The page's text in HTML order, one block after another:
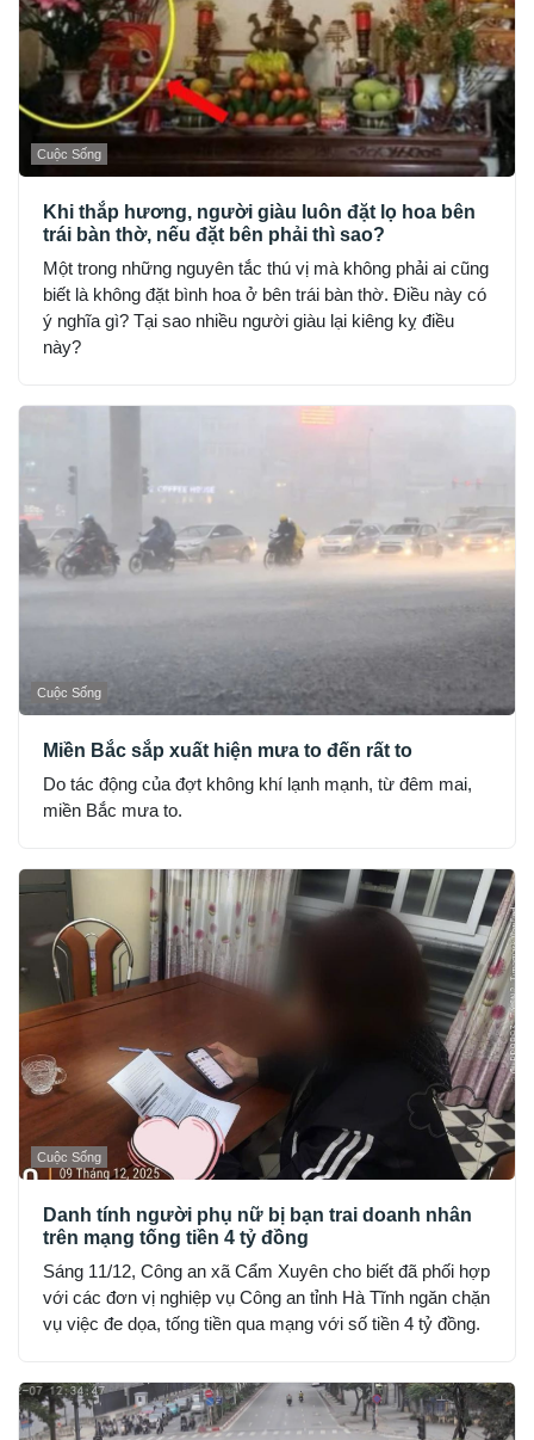
Cuộc Sống
Khi thắp hương, người giàu luôn đặt lọ hoa bên
trái bàn thờ, nếu đặt bên phải thì sao?
Một trong những nguyên tắc thú vị mà không phải ai cũng
biết là không đặt bình hoa ở bên trái bàn thờ. Điều này có
ý nghĩa gì? Tại sao nhiều người giàu lại kiêng kỵ điều
này?
Cuộc Sống
Miền Bắc sắp xuất hiện mưa to đến rất to
Do tác động của đợt không khí lạnh mạnh, từ đêm mai,
miền Bắc mưa to.
Cuộc Sống
Danh tính người phụ nữ bị bạn trai doanh nhân
trên mạng tống tiền 4 tỷ đồng
Sáng 11/12, Công an xã Cẩm Xuyên cho biết đã phối hợp
với các đơn vị nghiệp vụ Công an tỉnh Hà Tĩnh ngăn chặn
vụ việc đe dọa, tống tiền qua mạng với số tiền 4 tỷ đồng.